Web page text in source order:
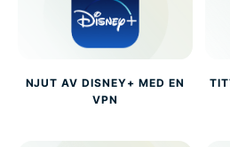
NJUT AV DISNEY+ MED EN
VPN